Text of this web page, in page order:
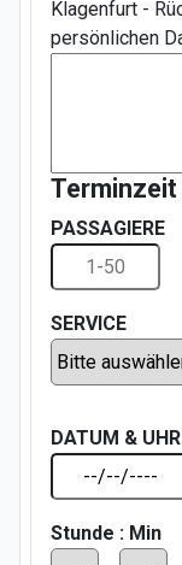
Klagenfurt -
persönlichen
Terminzeit
PASSAGIERE
SERVICE
DATUM &
Stunde : Min